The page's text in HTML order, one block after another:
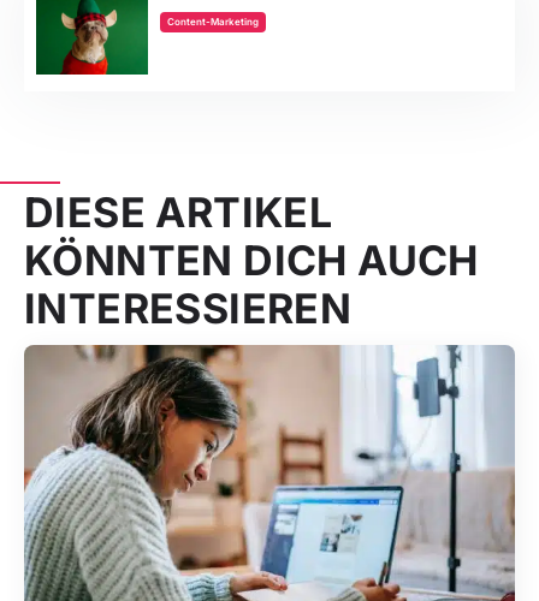
Content-Marketing
DIESE ARTIKEL
KÖNNTEN DICH AUCH
INTERESSIEREN